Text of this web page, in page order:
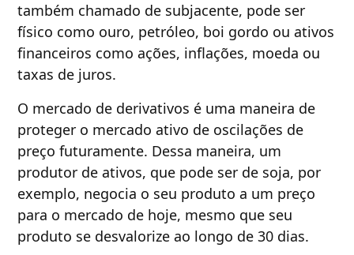
também chamado de subjacente, pode ser
físico como ouro, petróleo, boi gordo ou ativos
financeiros como ações, inflações, moeda ou
taxas de juros.
O mercado de derivativos é uma maneira de
proteger o mercado ativo de oscilações de
preço futuramente. Dessa maneira, um
produtor de ativos, que pode ser de soja, por
exemplo, negocia o seu produto a um preço
para o mercado de hoje, mesmo que seu
produto se desvalorize ao longo de 30 dias.